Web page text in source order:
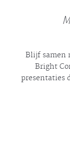
Blijf samen
Bright
presentaties